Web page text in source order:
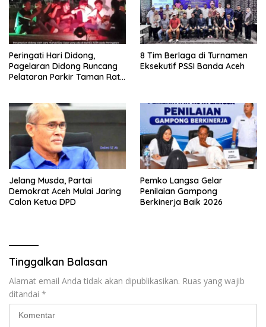
Peringati Hari Didong,
Pagelaran Didong Runcang
Pelataran Parkir Taman Ratu
8 Tim Berlaga di Turnamen
Eksekutif PSSI Banda Aceh
Jelang Musda, Partai
Demokrat Aceh Mulai Jaring
Calon Ketua DPD
Pemko Langsa Gelar
Penilaian Gampong
Berkinerja Baik 2026
Tinggalkan Balasan
Alamat email Anda tidak akan dipublikasikan. Ruas yang wajib
ditandai *